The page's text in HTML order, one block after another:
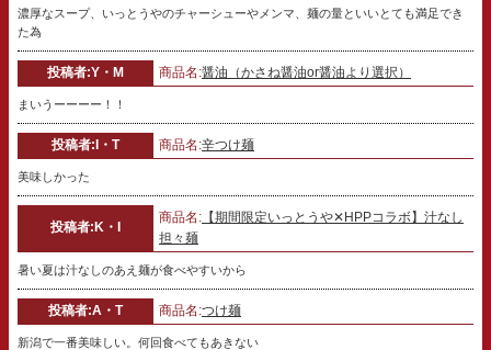
濃厚なスープ、いっとうやのチャーシューやメンマ、麺の量といいとても満足でき
た為
投稿者:Y・M 商品名:醤油（かさね醤油or醤油より選択）
まいうーーーー！！
投稿者:I・T 商品名:辛つけ麺
美味しかった
投稿者:K・I
商品名: 【期間限定いっとうや✕HPPコラボ】汁なし
担々麺
暑い夏は汁なしのあえ麺が食べやすいから
投稿者:A・T 商品名:つけ麺
新潟で一番美味しい。何回食べてもあきない